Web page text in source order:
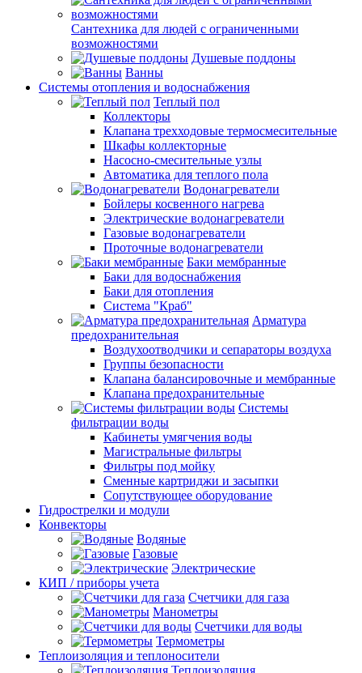
Сантехника для людей с ограниченными
возможностями
Душевые поддоны
Ванны
Системы отопления и водоснабжения
Теплый пол
Коллекторы
Клапана трехходовые термосмесительные
Шкафы коллекторные
Насосно-смесительные узлы
Автоматика для теплого пола
Водонагреватели
Бойлеры косвенного нагрева
Электрические водонагреватели
Газовые водонагреватели
Проточные водонагреватели
Баки мембранные
Баки для водоснабжения
Баки для отопления
Система "Краб"
Арматура
предохранительная
Воздухоотводчики и сепараторы воздуха
Группы безопасности
Клапана балансировочные и мембранные
Клапана предохранительные
Системы
фильтрации воды
Кабинеты умягчения воды
Магистральные фильтры
Фильтры под мойку
Сменные картриджи и засыпки
Сопутствующее оборудование
Гидрострелки и модули
Конвекторы
Водяные
Газовые
Электрические
КИП / приборы учета
Счетчики для газа
Манометры
Счетчики для воды
Термометры
Теплоизоляция и теплоносители
Теплоизоляция